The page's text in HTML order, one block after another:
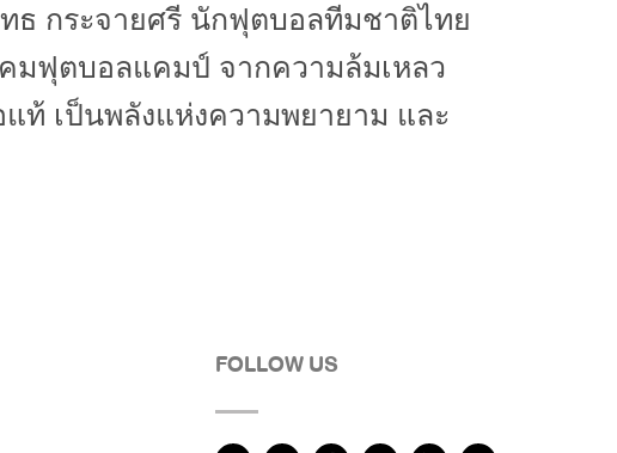
ธ กระจายศรี นักฟุตบอลทีมชาติไทย
มฟุตบอลแคมป์ จากความล้มเหลว
ท้ เป็นพลังแห่งความพยายาม และ
FOLLOW US